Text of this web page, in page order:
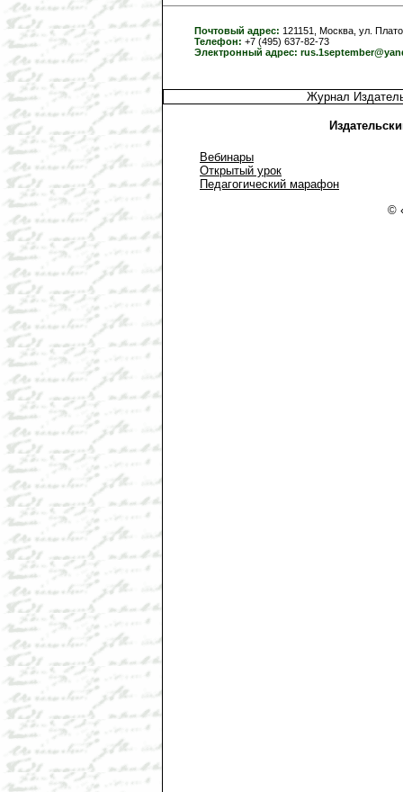
Почтовый адрес: 121151, Москва, ул.
Телефон: +7 (495) 637-82-73
Электронный адрес:
Журнал
Вебинары
Открытый урок
Педагогический марафон
©